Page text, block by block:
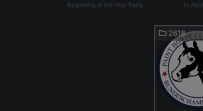
Beginning of the Year Party
in
2618